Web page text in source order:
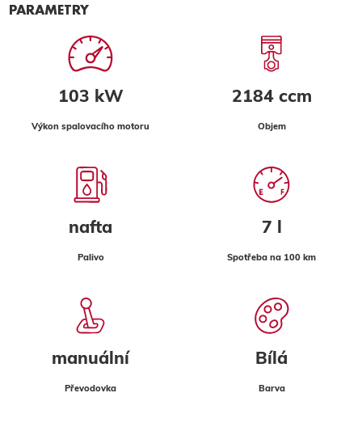
PARAMETRY
103 kW
Výkon spalovacího motoru
2184 ccm
Objem
nafta
Palivo
7 l
Spotřeba na 100 km
manuální
Převodovka
Bílá
Barva